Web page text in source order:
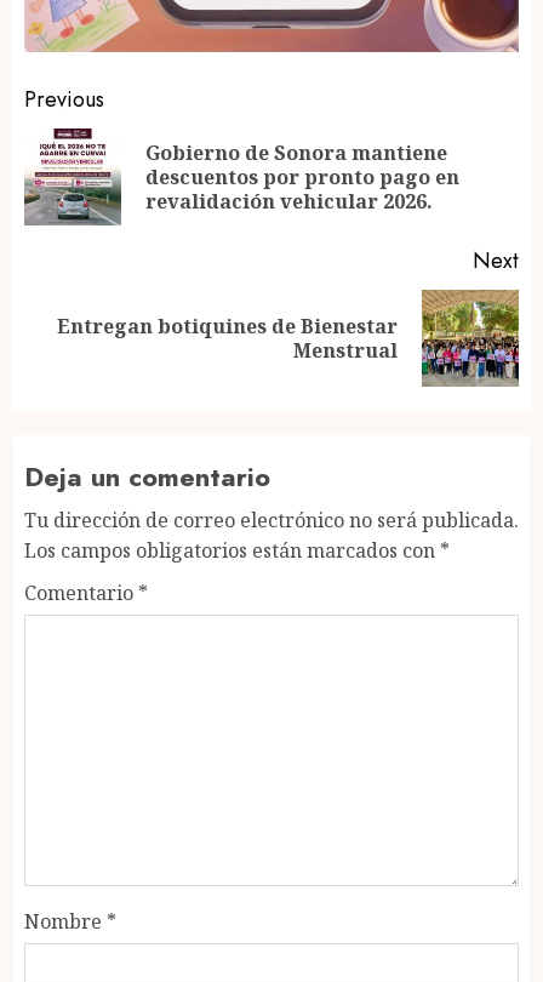
Post
navigation
Previous
Gobierno de Sonora mantiene
descuentos por pronto pago en
revalidación vehicular 2026.
Next
NextEntregan botiquines de Bienestar
Menstrual
Deja un comentario
Tu dirección de correo electrónico no será publicada.
Los campos obligatorios están marcados con *
Comentario *
Nombre *